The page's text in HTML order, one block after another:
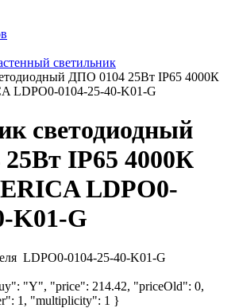
светильник
ДПО 0104 25Вт IP65 4000К
LDPO0-0104-25-40-K01-G
светодиодный
IP65 4000К
LDPO0-
K01-G
LDPO0-0104-25-40-K01-G
"Y", "price": 214.42, "priceOld": 0,
1, "multiplicity": 1 }